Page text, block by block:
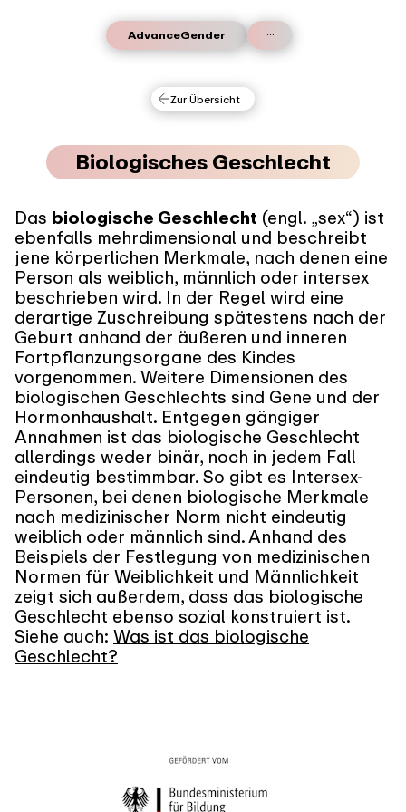
AdvanceGender ...
Biologisches Geschlecht
Zur Übersicht
Das biologische Geschlecht (engl. „sex“) ist
ebenfalls mehrdimensional und beschreibt
jene körperlichen Merkmale, nach denen eine
Person als weiblich, männlich oder intersex
beschrieben wird. In der Regel wird eine
derartige Zuschreibung spätestens nach der
Geburt anhand der äußeren und inneren
Fortpflanzungsorgane des Kindes
vorgenommen. Weitere Dimensionen des
biologischen Geschlechts sind Gene und der
Hormonhaushalt. Entgegen gängiger
Annahmen ist das biologische Geschlecht
allerdings weder binär, noch in jedem Fall
eindeutig bestimmbar. So gibt es Intersex-
Personen, bei denen biologische Merkmale
nach medizinischer Norm nicht eindeutig
weiblich oder männlich sind. Anhand des
Beispiels der Festlegung von medizinischen
Normen für Weiblichkeit und Männlichkeit
zeigt sich außerdem, dass das biologische
Geschlecht ebenso sozial konstruiert ist.
Siehe auch:Was ist das biologische
Geschlecht?